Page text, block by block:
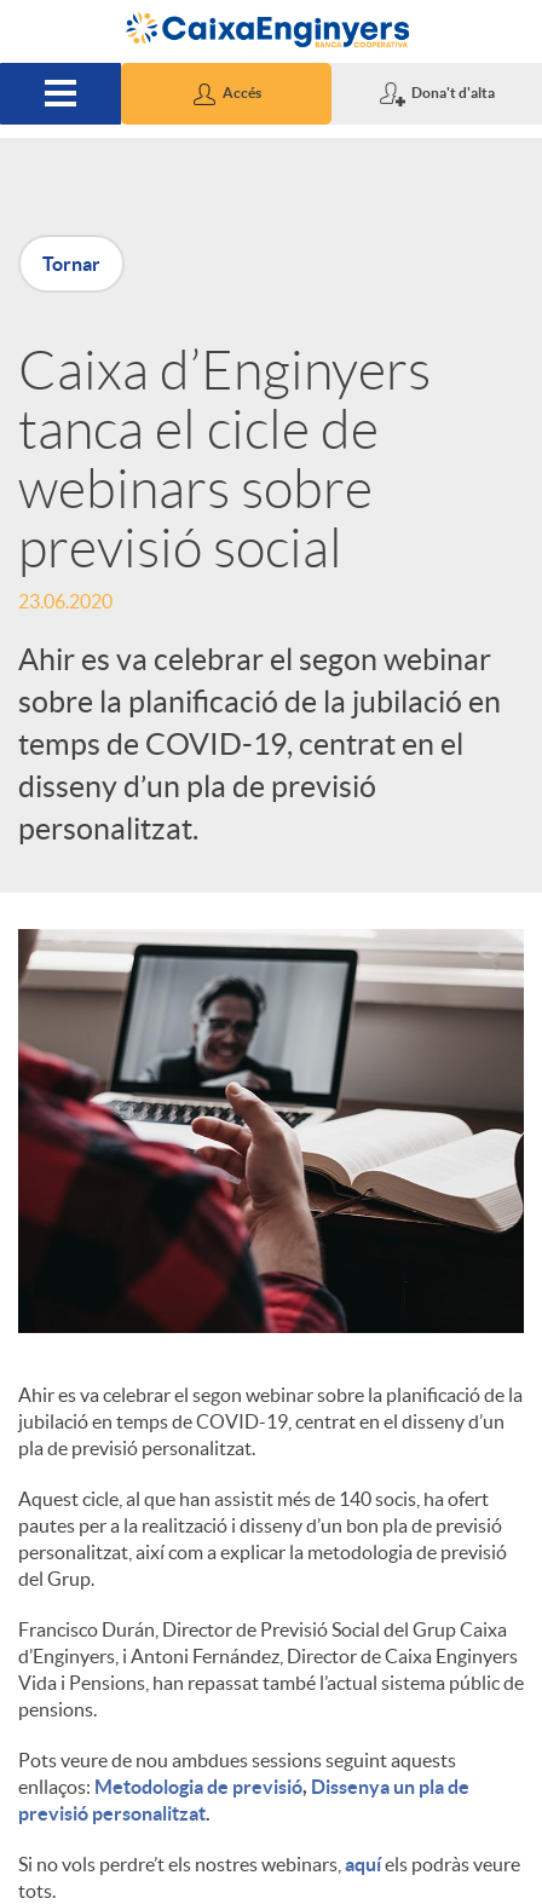
Salta al contingut principal
Accés Dona't d'alta
P
u
b
l
i
c
a
d
o
r
d
e
c
o
t
i
n
g
u
t
s
Tornar
Caixa d’Enginyers
tanca el cicle de
webinars sobre
previsió social
23.06.2020
Ahir es va celebrar el segon webinar
sobre la planificació de la jubilació en
temps de COVID-19, centrat en el
disseny d’un pla de previsió
personalitzat.
Ahir es va celebrar el segon webinar sobre la planificació de la
jubilació en temps de COVID-19, centrat en el disseny d’un
pla de previsió personalitzat.
Aquest cicle, al que han assistit més de 140 socis, ha ofert
pautes per a la realització i disseny d’un bon pla de previsió
personalitzat, així com a explicar la metodologia de previsió
del Grup.
Francisco Durán, Director de Previsió Social del Grup Caixa
d’Enginyers, i Antoni Fernández, Director de Caixa Enginyers
Vida i Pensions, han repassat també l’actual sistema públic de
pensions.
Pots veure de nou ambdues sessions seguint aquests
enllaços: Metodologia de previsió, Dissenya un pla de
previsió personalitzat.
Si no vols perdre’t els nostres webinars, aquíels podràs veure
tots.